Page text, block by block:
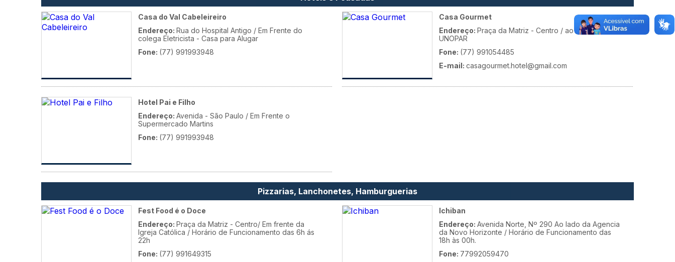
Casa do Val Cabeleireiro
Endereço: Rua do Hospital Antigo / Em Frente do
colega Eletricista - Casa para Alugar
Fone: (77) 991993948
Casa Gourmet
Endereço: Praça da Matriz - Centro / ao lado da
UNOPAR
Fone: (77) 991054485
E-mail: casagourmet.hotel@gmail.com
Hotel Pai e Filho
Endereço: Avenida - São Paulo / Em Frente o
Supermercado Martins
Fone: (77) 991993948
Pizzarias, Lanchonetes, Hamburguerias
Fest Food é o Doce
Endereço: Praça da Matriz - Centro/ Em frente da
Igreja Católica / Horário de Funcionamento das 6h ás
22h
Fone: (77) 991649315
Ichiban
Endereço: Avenida Norte, Nº 290 Ao lado da Agencia
da Novo Horizonte / Horário de Funcionamento das
18h às 00h.
Fone: 77992059470